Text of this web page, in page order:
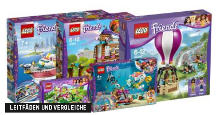
LEITFÄDEN UND VERGLEICHE